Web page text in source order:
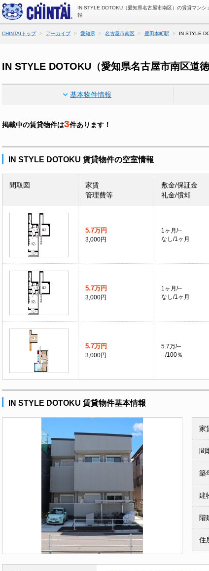
IN STYLE DOTOKU（愛知県名古屋市南区）の賃貸マンシ
報
CHINTAIトップ アーカイブ 愛知県 名古屋市南区 豊田本町駅 IN STYLE
IN STYLE DOTOKU（愛知県名古屋市南区道
基本物件情報
掲載中の賃貸物件は3件あります！
IN STYLE DOTOKU 賃貸物件の空室情報
間取図
家賃
管理費等
敷金/保証金
礼金/償却
5.7万円
3,000円
1ヶ月/--
なし/1ヶ月
5.7万円
3,000円
1ヶ月/--
なし/1ヶ月
5.7万円
3,000円
5.7万/--
--/100％
IN STYLE DOTOKU 賃貸物件基本情報
家
間
築
建
階
住